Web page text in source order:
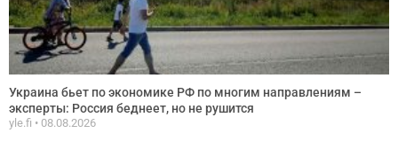
Украина бьет по экономике РФ по многим направлениям –
эксперты: Россия беднеет, но не рушится
yle.fi 08.08.2026